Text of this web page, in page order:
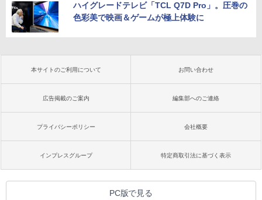
ハイグレードテレビ「TCL Q7D Pro」。圧巻の
色彩美で映画＆ゲームが極上体験に
本サイトのご利用について お問い合わせ
広告掲載のご案内 編集部へのご連絡
プライバシーポリシー 会社概要
インプレスグループ 特定商取引法に基づく表示
PC版で見る